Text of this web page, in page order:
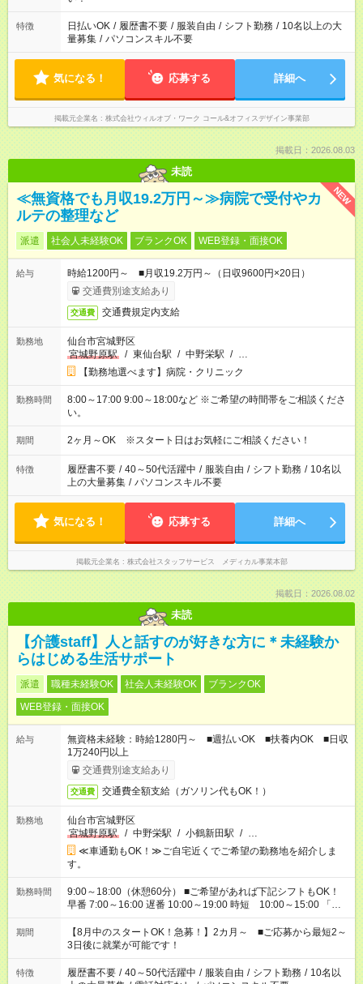
特徴 日払いOK / 履歴書不要 / 服装自由 / シフト勤務 / 10名以上の大
量募集 / パソコンスキル不要
気になる！ 応募する 詳細へ
掲載元企業名 株式会社ウィルオブ・ワーク コール&オフィスデザイン事業部
掲載日：2026.08.03
未読
NEW
≪無資格でも月収19.2万円～≫病院で受付やカ
ルテの整理など
派遣 社会人未経験OK ブランクOK WEB登録・面接OK
給与
時給1200円～ ■月収19.2万円～（日収9600円×20日）
交通費別途支給あり
交通費 交通費規定内支給
勤務地
仙台市宮城野区
宮城野原駅
/ 東仙台駅 / 中野栄駅 / …
【勤務地選べます】病院・クリニック
勤務時間
8:00～17:00 9:00～18:00など ※ご希望の時間帯をご相談くださ
い。
期間 2ヶ月～OK ※スタート日はお気軽にご相談ください！
特徴 履歴書不要 / 40～50代活躍中 / 服装自由 / シフト勤務 / 10名以
上の大量募集 / パソコンスキル不要
気になる！ 応募する 詳細へ
掲載元企業名 株式会社スタッフサービス メディカル事業本部
掲載日：2026.08.02
未読
【介護staff】人と話すのが好きな方に＊未経験か
らはじめる生活サポート
派遣 職種未経験OK 社会人未経験OK
ブランクOK
WEB登録・面接OK
給与
無資格未経験：時給1280円～ ■週払いOK ■扶養内OK ■日収
1万240円以上
交通費別途支給あり
交通費 交通費全額支給（ガソリン代もOK！）
勤務地
仙台市宮城野区
宮城野原駅
/ 中野栄駅 / 小鶴新田駅 / …
≪車通勤もOK！≫ご自宅近くでご希望の勤務地を紹介しま
す。
勤務時間
9:00～18:00（休憩60分） ■ご希望があれば下記シフトもOK！
早番 7:00～16:00 遅番 10:00～19:00 時短 10:00～15:00 「家
族と休みを合わせたい」 「余裕を持って夕飯の準備がしたい」
「できれば残業はしたくない」 など、ご希望を教えてください
ね。 ※Wワーク希望の方へ 今ご覧のお仕事で希望する勤務時間
と、もう1つのお仕事の勤務時間。 合計で週40時間を超える場
合は応募できません。
期間
【8月中のスタートOK！急募！】2カ月～ ■ご応募から最短2～
3日後に就業が可能です！
特徴 履歴書不要 / 40～50代活躍中 / 服装自由 / シフト勤務 / 10名以